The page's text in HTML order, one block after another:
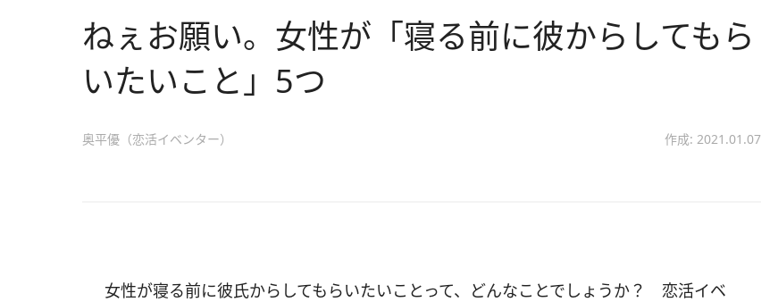
ねぇお願い。女性が「寝る前に彼からしてもら
いたいこと」5つ
奥平優（恋活イベンター） 作成: 2021.01.07
女性が寝る前に彼氏からしてもらいたいことって、どんなことでしょうか？ 恋活イベ